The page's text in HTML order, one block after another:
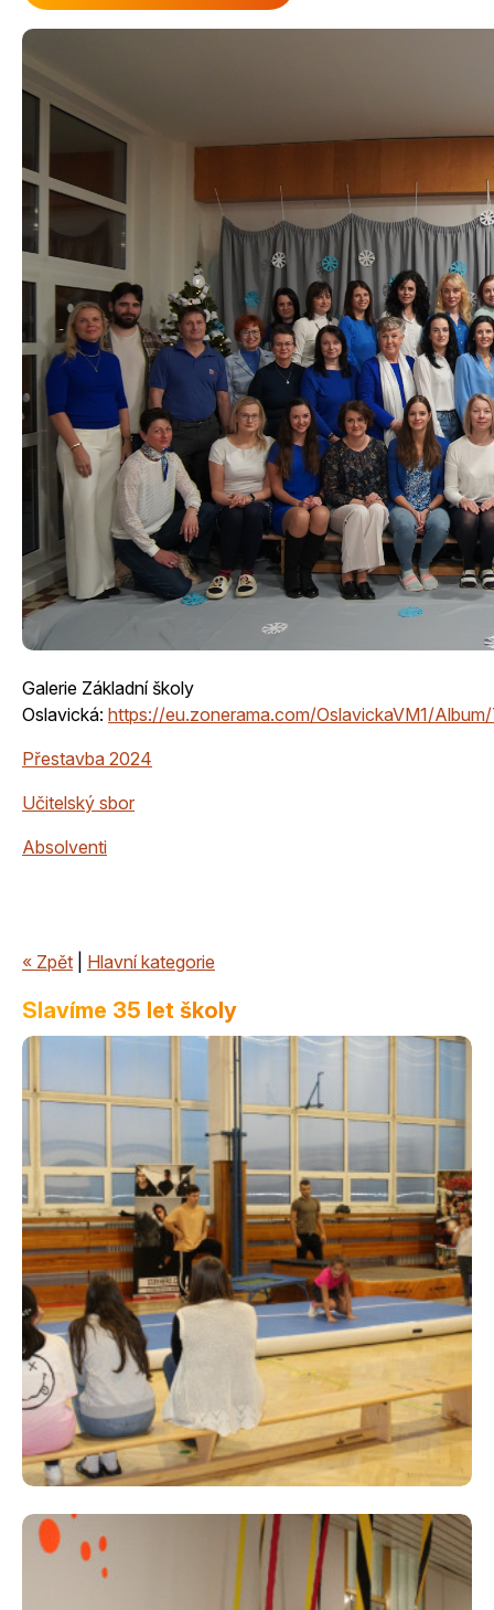
Galerie Základní školy
Oslavická: https://eu.zonerama.com/OslavickaVM1/
Přestavba 2024
Učitelský sbor
Absolventi
« Zpět Hlavní kategorie
Slavíme 35 let školy